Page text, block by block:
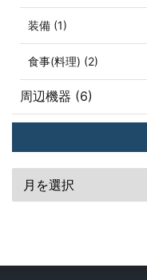
装備 (1)
食事(料理) (2)
周辺機器 (6)